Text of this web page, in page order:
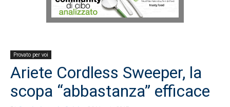
Salvagente
Provato per voi
Ariete Cordless Sweeper, la
scopa “abbastanza” efficace